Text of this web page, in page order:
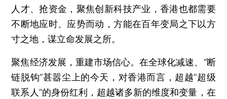
人才、抢资金，聚焦创新科技产业，香港也都需要
不断地应时、应势而动，方能在百年变局之下以方
寸之地，谋立命发展之所。
聚焦经济发展，重建市场信心。在全球化减速、“断
链脱钩”甚嚣尘上的今天，对香港而言，超越“超级
联系人”的身份红利，超越诸多新的维度和变量，在